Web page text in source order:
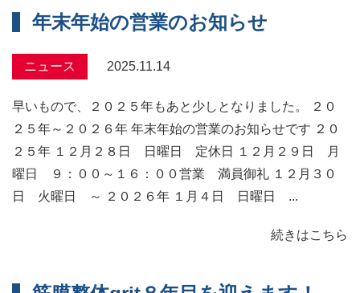
年末年始の営業のお知らせ
ニュース 2025.11.14
早いもので、２０２５年もあと少しとなりました。 ２０
２５年～２０２６年 年末年始の営業のお知らせです ２０
２５年 １２月２８日 日曜日 定休日 １２月２９日 月
曜日 ９：００～１６：００営業 満員御礼 １２月３０
日 火曜日 ～ ２０２６年 １月４日 日曜日 ...
続きはこちら